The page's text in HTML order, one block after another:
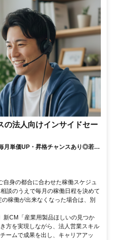
の法人向けインサイドセー
月単価UP・昇格チャンスあり◎若手
自身の都合に合わせた稼働スケジュ
談のうえで毎月の稼働日程を決めて
稼働が出来なくなった場合は、別
新CM「産業用製品ほしいの見つか
方を実現しながら、法人営業スキル
ームで成果を出し、キャリアアッ